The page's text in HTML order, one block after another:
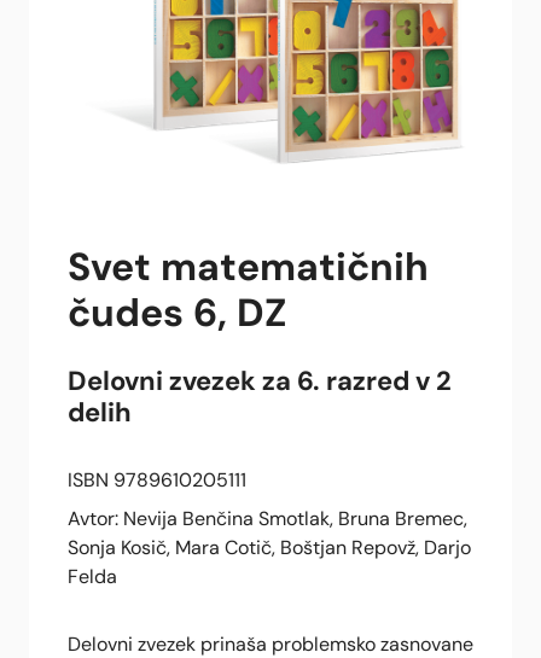
Svet matematičnih
čudes 6, DZ
Delovni zvezek za 6. razred v 2
delih
ISBN 9789610205111
Avtor: Nevija Benčina Smotlak, Bruna Bremec,
Sonja Kosič, Mara Cotič, Boštjan Repovž, Darjo
Felda
Delovni zvezek prinaša problemsko zasnovane